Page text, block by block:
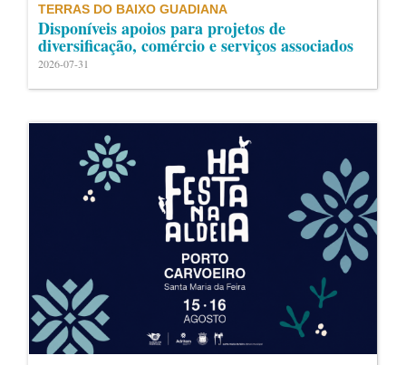
TERRAS DO BAIXO GUADIANA
Disponíveis apoios para projetos de
diversificação, comércio e serviços associados
2026-07-31